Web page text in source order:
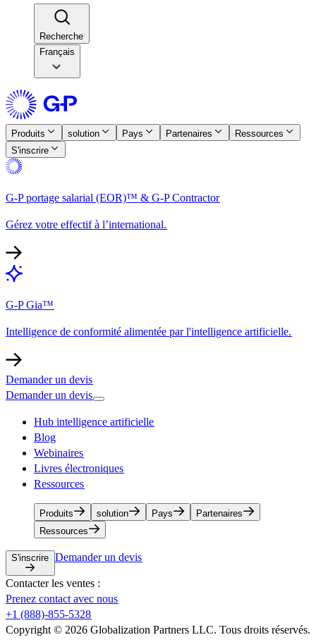
Recherche​​
Français
Produits​​ solution​​ Pays​​ Partenaires​​
Ressources​​
S'inscrire​​
G-P portage salarial (EOR)™ & G-P Contractor​​
Gérez votre effectif à l’international.​​
G-P Gia™​​
Intelligence de conformité alimentée par l'intelligence artificielle.​​
Demander un devis​​
Demander un devis​​
Hub intelligence artificielle​​
Blog​​
Webinaires​​
Livres électroniques​​
Ressources​​
Produits​​ solution​​ Pays​​
Partenaires​​
Ressources​​
S'inscrire​​ Demander un devis​​
Contacter les ventes :​​
Prenez contact avec nous​​
+1 (888)-855-5328​​
Copyright © 2026 Globalization Partners LLC. Tous droits réservés.​​